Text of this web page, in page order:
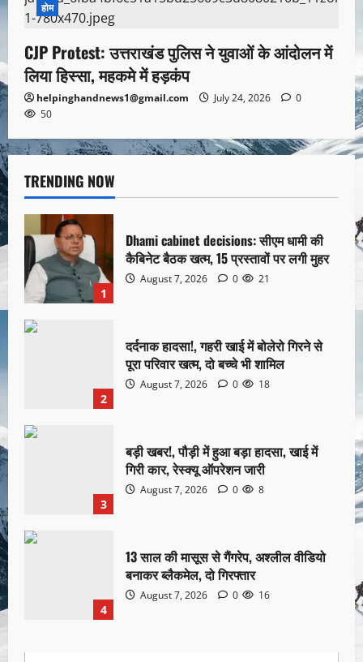
होम
CJP Protest: उत्तराखंड पुलिस ने युवाओं के आंदोलन में
लिया हिस्सा, महकमे में हड़कंप
helpinghandnews1@gmail.com July 24, 2026
0
50
TRENDING NOW
1
Dhami cabinet decisions: सीएम धामी की
कैबिनेट बैठक खत्म, 15 प्रस्तावों पर लगी मुहर
August 7, 2026 0 21
2
दर्दनाक हादसा!, गहरी खाई में बोलेरो गिरने से
पूरा परिवार खत्म, दो बच्चे भी शामिल
August 7, 2026 0 18
3
बड़ी खबर!, पौड़ी में हुआ बड़ा हादसा, खाई में
गिरी कार, रेस्क्यू ऑपरेशन जारी
August 7, 2026 0 8
4
13 साल की मासूस से गैंगरेप, अश्लील वीडियो
बनाकर ब्लैकमेल, दो गिरफ्तार
August 7, 2026 0 16